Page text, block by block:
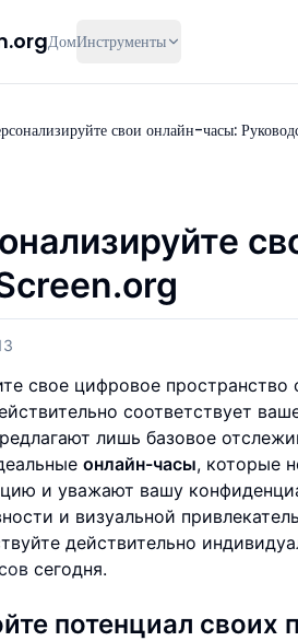
ДомИнструменты
свои онлайн-часы:
свое цифровое
соответствует
лишь базовое
онлайн-часы, которые
и уважают вашу
и визуальной
действительно
сегодня.
потенциал своих